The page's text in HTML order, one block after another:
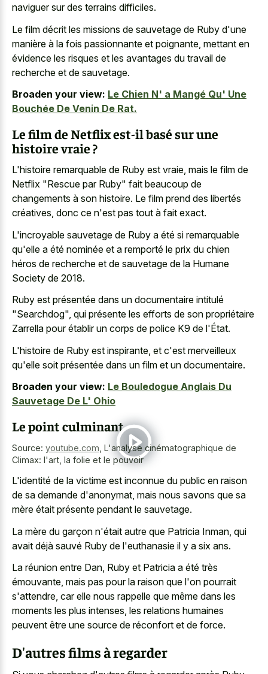
naviguer sur des terrains difficiles.
Le film décrit les missions de sauvetage de Ruby d'une
manière à la fois passionnante et poignante, mettant en
évidence les risques et les avantages du travail de
recherche et de sauvetage.
Broaden your view: Le Chien N' a Mangé Qu' Une
Bouchée De Venin De Rat.
Le film de Netflix est-il basé sur une
histoire vraie ?
L'histoire remarquable de Ruby est vraie, mais le film de
Netflix "Rescue par Ruby" fait beaucoup de
changements à son histoire. Le film prend des libertés
créatives, donc ce n'est pas tout à fait exact.
L'incroyable sauvetage de Ruby a été si remarquable
qu'elle a été nominée et a remporté le prix du chien
héros de recherche et de sauvetage de la Humane
Society de 2018.
Ruby est présentée dans un documentaire intitulé
"Searchdog", qui présente les efforts de son propriétaire
Zarrella pour établir un corps de police K9 de l'État.
L'histoire de Ruby est inspirante, et c'est merveilleux
qu'elle soit présentée dans un film et un documentaire.
Broaden your view: Le Bouledogue Anglais Du
Sauvetage De L' Ohio
Le point culminant
Source: youtube.com L'analyse cinématographique de
Climax: l'art, la folie et le pouvoir
L'identité de la victime est inconnue du public en raison
de sa demande d'anonymat, mais nous savons que sa
mère était présente pendant le sauvetage.
La mère du garçon n'était autre que Patricia Inman, qui
avait déjà sauvé Ruby de l'euthanasie il y a six ans.
La réunion entre Dan, Ruby et Patricia a été très
émouvante, mais pas pour la raison que l'on pourrait
s'attendre, car elle nous rappelle que même dans les
moments les plus intenses, les relations humaines
peuvent être une source de réconfort et de force.
D'autres films à regarder